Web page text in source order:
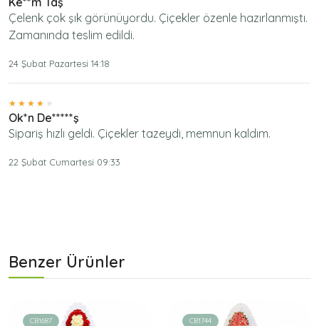
Çelenk çok şık görünüyordu. Çiçekler özenle hazırlanmıştı.
Zamanında teslim edildi.
24 Şubat Pazartesi 14:18
Ok*n De*****ş
Sipariş hızlı geldi. Çiçekler tazeydi, memnun kaldım.
22 Şubat Cumartesi 09:33
Benzer Ürünler
CB1687 CB1744